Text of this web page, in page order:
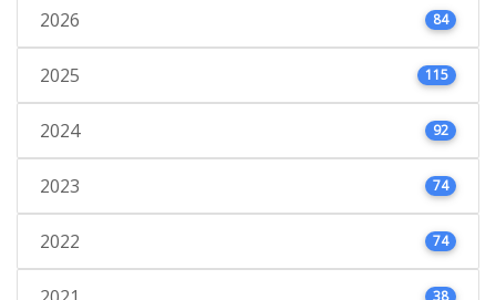
2026 84
2025 115
2024 92
2023 74
2022 74
38